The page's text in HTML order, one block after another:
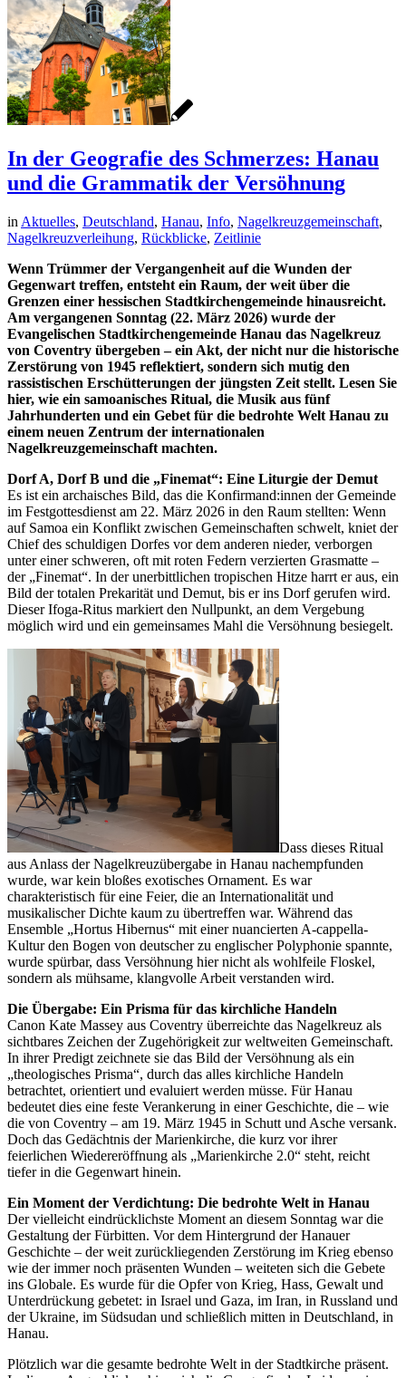
In der Geografie des Schmerzes: Hanau
und die Grammatik der Versöhnung
in Aktuelles, Deutschland, Hanau, Info, Nagelkreuzgemeinschaft,
Nagelkreuzverleihung, Rückblicke, Zeitlinie
Wenn Trümmer der Vergangenheit auf die Wunden der
Gegenwart treffen, entsteht ein Raum, der weit über die
Grenzen einer hessischen Stadtkirchengemeinde hinausreicht.
Am vergangenen Sonntag (22. März 2026) wurde der
Evangelischen Stadtkirchengemeinde Hanau das Nagelkreuz
von Coventry übergeben – ein Akt, der nicht nur die historische
Zerstörung von 1945 reflektiert, sondern sich mutig den
rassistischen Erschütterungen der jüngsten Zeit stellt. Lesen Sie
hier, wie ein samoanisches Ritual, die Musik aus fünf
Jahrhunderten und ein Gebet für die bedrohte Welt Hanau zu
einem neuen Zentrum der internationalen
Nagelkreuzgemeinschaft machten.
Dorf A, Dorf B und die „Finemat“: Eine Liturgie der Demut
Es ist ein archaisches Bild, das die Konfirmand:innen der Gemeinde
im Festgottesdienst am 22. März 2026 in den Raum stellten: Wenn
auf Samoa ein Konflikt zwischen Gemeinschaften schwelt, kniet der
Chief des schuldigen Dorfes vor dem anderen nieder, verborgen
unter einer schweren, oft mit roten Federn verzierten Grasmatte –
der „Finemat“. In der unerbittlichen tropischen Hitze harrt er aus, ein
Bild der totalen Prekarität und Demut, bis er ins Dorf gerufen wird.
Dieser Ifoga-Ritus markiert den Nullpunkt, an dem Vergebung
möglich wird und ein gemeinsames Mahl die Versöhnung besiegelt.
Dass dieses Ritual
aus Anlass der Nagelkreuzübergabe in Hanau nachempfunden
wurde, war kein bloßes exotisches Ornament. Es war
charakteristisch für eine Feier, die an Internationalität und
musikalischer Dichte kaum zu übertreffen war. Während das
Ensemble „Hortus Hibernus“ mit einer nuancierten A-cappella-
Kultur den Bogen von deutscher zu englischer Polyphonie spannte,
wurde spürbar, dass Versöhnung hier nicht als wohlfeile Floskel,
sondern als mühsame, klangvolle Arbeit verstanden wird.
Die Übergabe: Ein Prisma für das kirchliche Handeln
Canon Kate Massey aus Coventry überreichte das Nagelkreuz als
sichtbares Zeichen der Zugehörigkeit zur weltweiten Gemeinschaft.
In ihrer Predigt zeichnete sie das Bild der Versöhnung als ein
„theologisches Prisma“, durch das alles kirchliche Handeln
betrachtet, orientiert und evaluiert werden müsse. Für Hanau
bedeutet dies eine feste Verankerung in einer Geschichte, die – wie
die von Coventry – am 19. März 1945 in Schutt und Asche versank.
Doch das Gedächtnis der Marienkirche, die kurz vor ihrer
feierlichen Wiedereröffnung als „Marienkirche 2.0“ steht, reicht
tiefer in die Gegenwart hinein.
Ein Moment der Verdichtung: Die bedrohte Welt in Hanau
Der vielleicht eindrücklichste Moment an diesem Sonntag war die
Gestaltung der Fürbitten. Vor dem Hintergrund der Hanauer
Geschichte – der weit zurückliegenden Zerstörung im Krieg ebenso
wie der immer noch präsenten Wunden – weiteten sich die Gebete
ins Globale. Es wurde für die Opfer von Krieg, Hass, Gewalt und
Unterdrückung gebetet: in Israel und Gaza, im Iran, in Russland und
der Ukraine, im Südsudan und schließlich mitten in Deutschland, in
Hanau.
Plötzlich war die gesamte bedrohte Welt in der Stadtkirche präsent.